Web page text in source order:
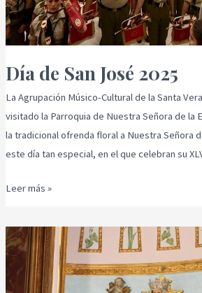
Día de San José 2025
La Agrupación Músico-Cultural de la Santa
visitado la Parroquia de Nuestra Señora de la
la tradicional ofrenda floral a Nuestra Señora
este día tan especial, en el que celebran su
Leer más »
Cuaresma
2025